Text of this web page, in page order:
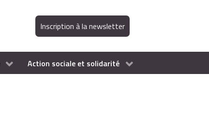
Inscription à la newsletter
Action sociale et solidarité